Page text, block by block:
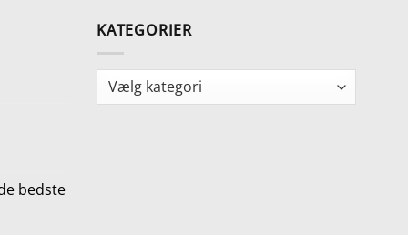
bedste
KATEGORIER
Kategorier